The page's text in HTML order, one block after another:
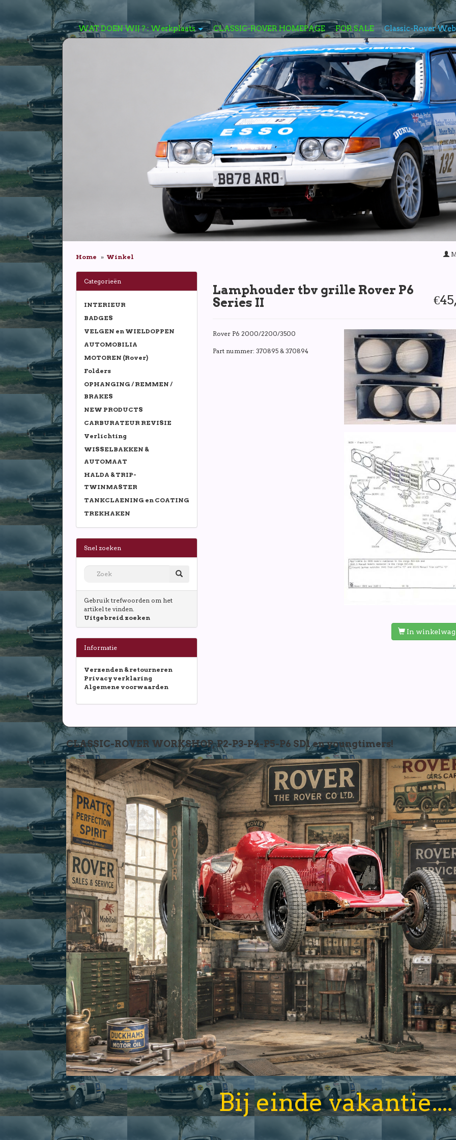
WAT DOEN WIJ ? : Werkplaats CLASSIC-ROVER HOMEPAGE FOR SALE Classic-Rover
Home Winkel
Lamphouder tbv grille Rover P6
Series II
Rover P6 2000/2200/3500
Part nummer: 370895 & 370894
In
Categorieën
INTERIEUR
BADGES
VELGEN en WIELDOPPEN
AUTOMOBILIA
MOTOREN (Rover)
Folders
OPHANGING / REMMEN /
BRAKES
NEW PRODUCTS
CARBURATEUR REVISIE
Verlichting
WISSELBAKKEN &
AUTOMAAT
HALDA & TRIP-
TWINMASTER
TANKCLAENING en COATING
TREKHAKEN
Snel zoeken
Gebruik trefwoorden om het
artikel te vinden.
Uitgebreid zoeken
Informatie
Verzenden & retourneren
Privacy verklaring
Algemene voorwaarden
CLASSIC-ROVER WORKSHOP, P2-P3-P4-P5-P6 SD1 en youngtimers!
Bij einde